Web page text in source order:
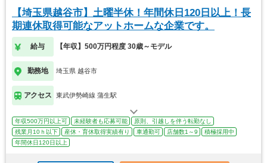
【埼玉県越谷市】土曜半休！年間休日120日以上！長
期連休取得可能なアットホームな企業です。
給与 【年収】500万円程度 30歳～モデル
勤務地 埼玉県 越谷市
アクセス 東武伊勢崎線 蒲生駅
年収500万円以上可 未経験者も応募可能
原則、引越しを伴う転勤なし
残業月10ｈ以下
産休・育休取得実績有り 車通勤可 店舗数1～9
積極採用中
年間休日120日以上